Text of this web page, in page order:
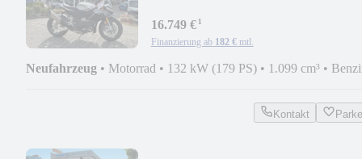
16.749 €¹
Finanzierung ab 182 € mtl.
Neufahrzeug • Motorrad • 132 kW (179 PS) • 1.099 cm³ •
Kontakt